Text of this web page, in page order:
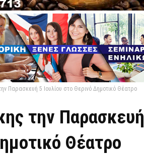
Παρασκευή 5 Ιουλίου στο Θερινό Δημοτικό Θέατρο
την Παρασκευή
Θέατρο